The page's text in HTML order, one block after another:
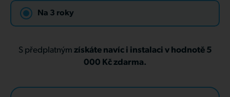
Na 3 roky
S předplatným získáte navíc i instalaci v hodnotě 5
000 Kč zdarma.